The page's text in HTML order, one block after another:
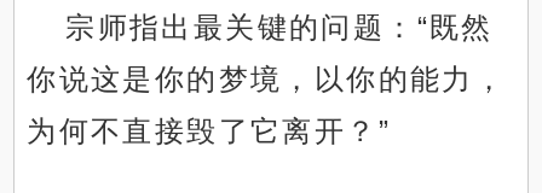
宗师指出最关键的问题：“既然
你说这是你的梦境，以你的能力，
为何不直接毁了它离开？”